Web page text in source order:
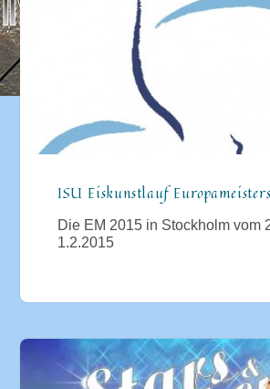
ISU Eiskunstlauf
Die EM 2015 in Stockholm vom
1.2.2015